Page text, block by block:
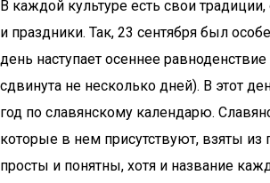
В каждой культуре есть свои
и праздники. Так, 23 сентября был
день наступает осеннее
сдвинута не несколько дней). В этот
год по славянскому календарю.
которые в нем присутствуют, взяты
просты и понятны, хотя и название